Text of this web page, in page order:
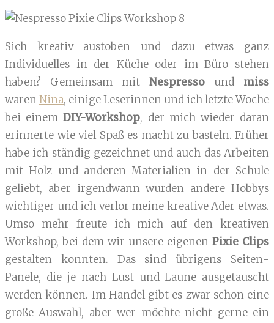
Sich kreativ austoben und dazu etwas ganz
Individuelles in der Küche oder im Büro stehen
haben? Gemeinsam mit Nespresso und miss
warenNina, einige Leserinnen und ich letzte Woche
bei einemDIY-Workshop, der mich wieder daran
erinnerte wie viel Spaß es macht zu basteln. Früher
habe ich ständig gezeichnet und auch das Arbeiten
mit Holz und anderen Materialien in der Schule
geliebt, aber irgendwann wurden andere Hobbys
wichtiger und ich verlor meine kreative Ader etwas.
Umso mehr freute ich mich auf den kreativen
Workshop, bei dem wir unsere eigenen Pixie Clips
gestalten konnten. Das sind übrigens Seiten-
Panele, die je nach Lust und Laune ausgetauscht
werden können. Im Handel gibt es zwar schon eine
große Auswahl, aber wer möchte nicht gerne ein